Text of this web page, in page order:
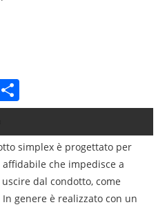
simplex è progettato per
che impedisce a
dal condotto, come
genere è realizzato con un